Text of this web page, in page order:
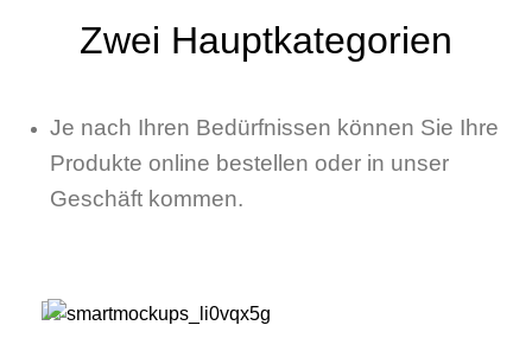
Zwei Hauptkategorien
Je nach Ihren Bedürfnissen können Sie Ihre
Produkte online bestellen oder in unser
Geschäft kommen.
Online Produkte